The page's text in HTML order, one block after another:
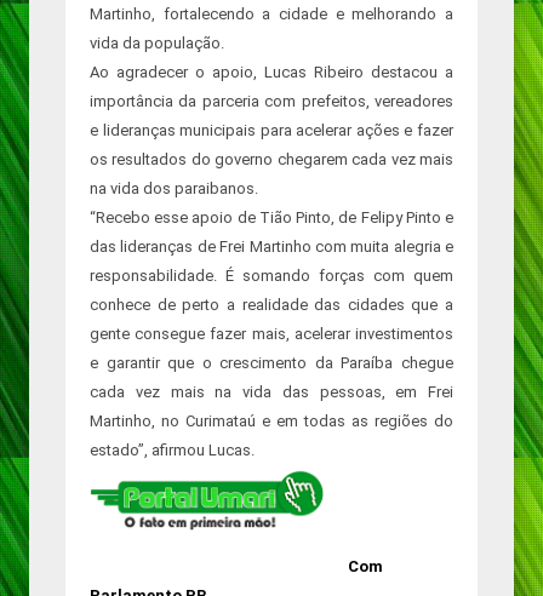
Martinho, fortalecendo a cidade e melhorando a
vida da população.
Ao agradecer o apoio, Lucas Ribeiro destacou a
importância da parceria com prefeitos, vereadores
e lideranças municipais para acelerar ações e fazer
os resultados do governo chegarem cada vez mais
na vida dos paraibanos.
“Recebo esse apoio de Tião Pinto, de Felipy Pinto e
das lideranças de Frei Martinho com muita alegria e
responsabilidade. É somando forças com quem
conhece de perto a realidade das cidades que a
gente consegue fazer mais, acelerar investimentos
e garantir que o crescimento da Paraíba chegue
cada vez mais na vida das pessoas, em Frei
Martinho, no Curimataú e em todas as regiões do
estado”, afirmou Lucas.
Com